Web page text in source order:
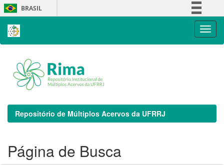
Skip
navigation
BRASIL
Repositório de Múltiplos Acervos da UFRRJ
Página de Busca